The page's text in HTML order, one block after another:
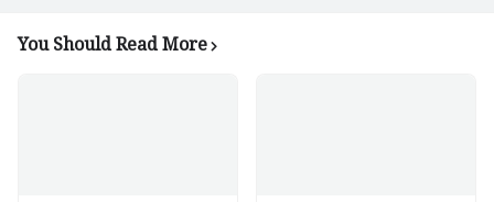
You Should Read More